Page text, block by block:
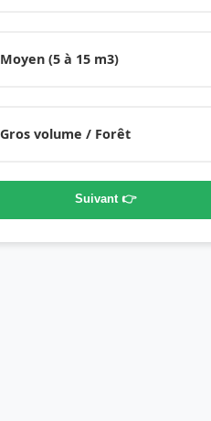
Moyen (5 à 15 m3)
Gros volume / Forêt
Suivant 👉